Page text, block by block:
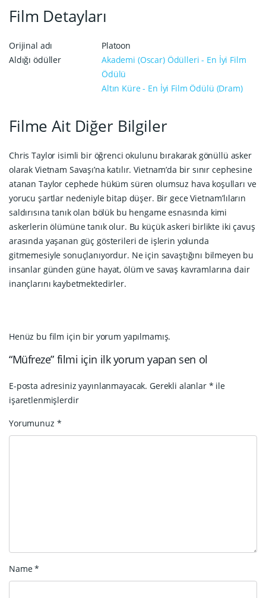
Film Detayları
Orijinal adı
Platoon
Aldığı ödüller
Akademi (Oscar) Ödülleri - En İyi Film
Ödülü
Altın Küre - En İyi Film Ödülü (Dram)
Filme Ait Diğer Bilgiler
Chris Taylor isimli bir öğrenci okulunu bırakarak gönüllü asker
olarak Vietnam Savaşı’na katılır. Vietnam’da bir sınır cephesine
atanan Taylor cephede hüküm süren olumsuz hava koşulları ve
yorucu şartlar nedeniyle bitap düşer. Bir gece Vietnam’lıların
saldırısına tanık olan bölük bu hengame esnasında kimi
askerlerin ölümüne tanık olur. Bu küçük askeri birlikte iki çavuş
arasında yaşanan güç gösterileri de işlerin yolunda
gitmemesiyle sonuçlanıyordur. Ne için savaştığını bilmeyen bu
insanlar günden güne hayat, ölüm ve savaş kavramlarına dair
inançlarını kaybetmektedirler.
“Müfreze” filmi için ilk yorum yapan sen ol
E-posta adresiniz yayınlanmayacak. Gerekli alanlar * ile
işaretlenmişlerdir
Yorumunuz *
Name*
Henüz bu film için bir yorum yapılmamış.